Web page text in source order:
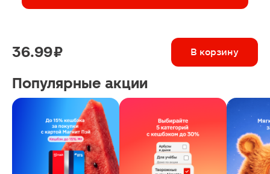
36.99 ₽ В корзину
Популярные акции